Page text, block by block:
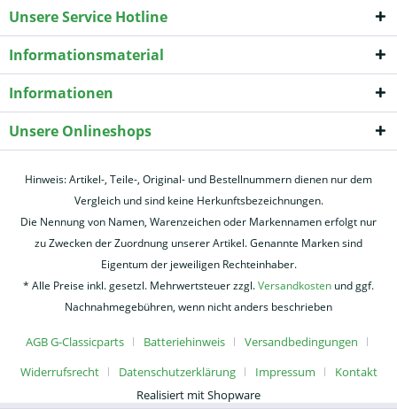
Unsere Service Hotline
Informationsmaterial
Informationen
Unsere Onlineshops
Hinweis: Artikel-, Teile-, Original- und Bestellnummern dienen nur dem
Vergleich und sind keine Herkunftsbezeichnungen.
Die Nennung von Namen, Warenzeichen oder Markennamen erfolgt nur
zu Zwecken der Zuordnung unserer Artikel. Genannte Marken sind
Eigentum der jeweiligen Rechteinhaber.
* Alle Preise inkl. gesetzl. Mehrwertsteuer zzgl.Versandkosten und ggf.
Nachnahmegebühren, wenn nicht anders beschrieben
AGB G-Classicparts Batteriehinweis
Versandbedingungen
Widerrufsrecht
Datenschutzerklärung Impressum
Kontakt
Realisiert mit Shopware